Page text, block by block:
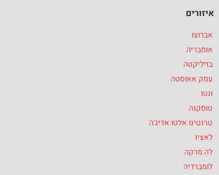
איזורים
אברוצו
אומבריה
בזיליקטה
עמק אאוסטה
ונטו
טוסקנה
טרנטינו אלטו אדיג’ה
לאציו
לה מרקה
לומברדיה